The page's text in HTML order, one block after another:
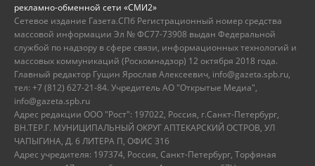
рекламно-обменной сети «СМИ2»
Сетевое издание Газета.СПб Регистрационный номер средства
массовой информации Эл № ФС77-73908 выдан Федеральной
службой по надзору в сфере связи, информационных технологий и
массовых коммуникаций (Роскомнадзор) 12 октября 2018 года.
Главный редактор Гущин Ярослав Алексеевич, info@gazeta.spb.ru,
тел: +7 (812) 627-21-84. Учредитель АО "Открытые Медиа",
info@gazeta.spb.ru
Адрес редакции ООО "Рост": 197022, Россия, г.Санкт-Петербург,
ВН.ТЕР.Г. МУНИЦИПАЛЬНЫЙ ОКРУГ АПТЕКАРСКИЙ ОСТРОВ, УЛ
ЧАПЫГИНА, Д. 6 ЛИТЕРА П, ОФИС 316
Адрес учредителя: 197374, Россия, Санкт-Петербург, Торфяная